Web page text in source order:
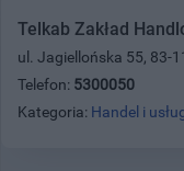
Telkab Zakład
ul. Jagiellońska 55, 83-
Telefon: 5300050
Kategoria: Handel i